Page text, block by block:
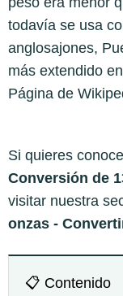
todavía se usa
anglosajones,
más extendido
Página de
Si quieres
Conversión de
visitar nuestra
onzas -
📋 Contenido